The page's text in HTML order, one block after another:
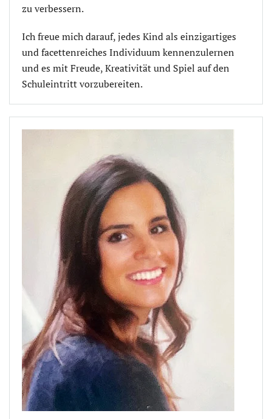
zu verbessern.
Ich freue mich darauf, jedes Kind als einzigartiges
und facettenreiches Individuum kennenzulernen
und es mit Freude, Kreativität und Spiel auf den
Schuleintritt vorzubereiten.